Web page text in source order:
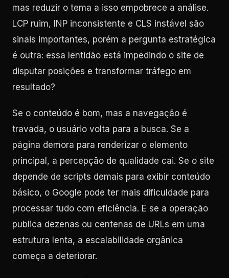
mas reduzir o tema a isso empobrece a análise.
LCP ruim, INP inconsistente e CLS instável são
sinais importantes, porém a pergunta estratégica
é outra: essa lentidão está impedindo o site de
disputar posições e transformar tráfego em
resultado?
Se o conteúdo é bom, mas a navegação é
travada, o usuário volta para a busca. Se a
página demora para renderizar o elemento
principal, a percepção de qualidade cai. Se o site
depende de scripts demais para exibir conteúdo
básico, o Google pode ter mais dificuldade para
processar tudo com eficiência. E se a operação
publica dezenas ou centenas de URLs em uma
estrutura lenta, a escalabilidade orgânica
começa a deteriorar.